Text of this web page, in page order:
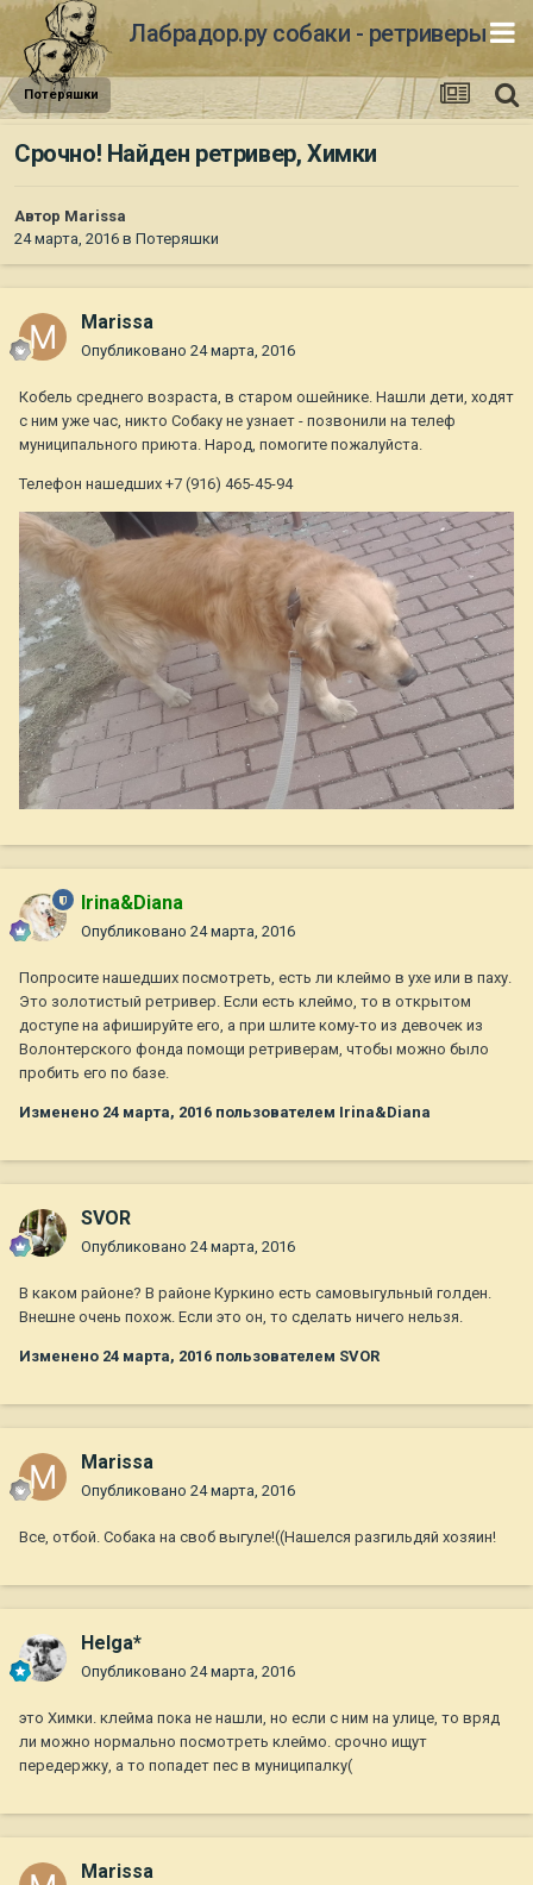
Лабрадор.ру собаки - ретриверы
Потеряшки
Срочно! Найден ретривер, Химки
Автор Marissa
24 марта, 2016 в Потеряшки
Marissa
Опубликовано 24 марта, 2016
Кобель среднего возраста, в старом ошейнике. Нашли дети, ходят
с ним уже час, никто Собаку не узнает - позвонили на телеф
муниципального приюта. Народ, помогите пожалуйста.
Телефон нашедших +7 (916) 465-45-94
Irina&Diana
Опубликовано 24 марта, 2016
Попросите нашедших посмотреть, есть ли клеймо в ухе или в паху.
Это золотистый ретривер. Если есть клеймо, то в открытом
доступе на афишируйте его, а при шлите кому-то из девочек из
Волонтерского фонда помощи ретриверам, чтобы можно было
пробить его по базе.
Изменено 24 марта, 2016 пользователем Irina&Diana
SVOR
Опубликовано 24 марта, 2016
В каком районе? В районе Куркино есть самовыгульный голден.
Внешне очень похож. Если это он, то сделать ничего нельзя.
Изменено 24 марта, 2016 пользователем SVOR
Marissa
Опубликовано 24 марта, 2016
Все, отбой. Собака на своб выгуле!((Нашелся разгильдяй хозяин!
Helga*
Опубликовано 24 марта, 2016
это Химки. клейма пока не нашли, но если с ним на улице, то вряд
ли можно нормально посмотреть клеймо. срочно ищут
передержку, а то попадет пес в муниципалку(
Marissa